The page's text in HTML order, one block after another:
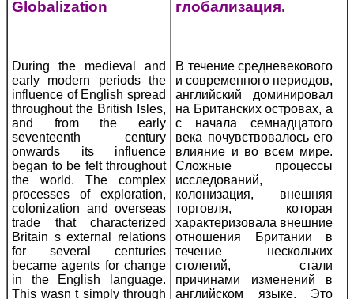
Globalization
During the medieval and
early modern periods the
influence of English spread
throughout the British Isles,
and from the early
seventeenth century
onwards its influence
began to be felt throughout
the world. The complex
processes of exploration,
colonization and overseas
trade that characterized
Britain s external relations
for several centuries
became agents for change
in the English language.
This wasn t simply through
глобализация.
В течение средневекового
и современного периодов,
английский доминировал
на Британских островах, а
с начала семнадцатого
века почувствовалось его
влияние и во всем мире.
Сложные процессы
исследований,
колонизация, внешняя
торговля, которая
характеризовала внешние
отношения Британии в
течение нескольких
столетий, стали
причинами изменений в
английском языке. Это